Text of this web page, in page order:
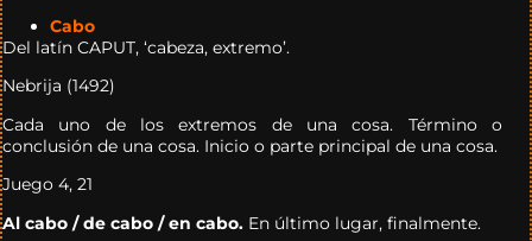
Cabo
Del latín CAPUT, ‘cabeza, extremo’.
Nebrija (1492)
Cada uno de los extremos de una cosa. Término o
conclusión de una cosa. Inicio o parte principal de una cosa.
Juego 4, 21
Al cabo / de cabo / en cabo. En último lugar, finalmente.